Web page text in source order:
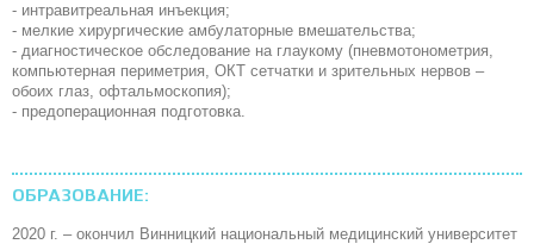
- интравитреальная инъекция;
- мелкие хирургические амбулаторные вмешательства;
- диагностическое обследование на глаукому (пневмотонометрия,
компьютерная периметрия, ОКТ сетчатки и зрительных нервов –
обоих глаз, офтальмоскопия);
- предоперационная подготовка.
ОБРАЗОВАНИЕ:
2020 г. – окончил Винницкий национальный медицинский университет